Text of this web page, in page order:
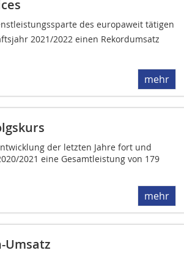
des europaweit tätigen
2021/2022 einen Rekordumsatz
mehr
der letzten Jahre fort und
2021 eine Gesamtleistung von 179
mehr
Umsatz